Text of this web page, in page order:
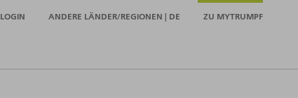
LOGIN ANDERE LÄNDER/REGIONEN | DE ZU MYTRUMPF